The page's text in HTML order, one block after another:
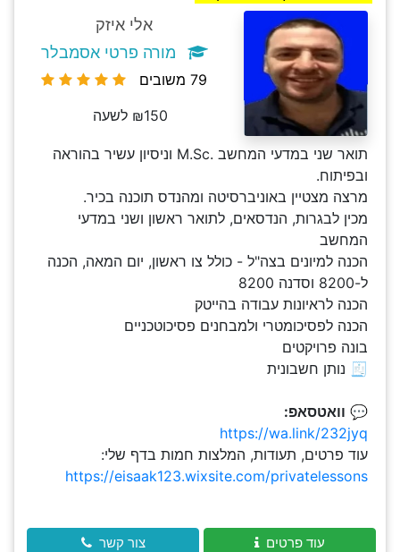
אלי איזק
מורה פרטי אסמבלר
79 משובים
₪150 לשעה
תואר שני במדעי המחשב .M.Sc וניסיון עשיר בהוראה
ובפיתוח.
מרצה מצטיין באוניברסיטה ומהנדס תוכנה בכיר.
מכין לבגרות, הנדסאים, לתואר ראשון ושני במדעי
המחשב
הכנה למיונים בצה"ל - כולל צו ראשון, יום המאה, הכנה
ל-8200 וסדנה 8200
הכנה לראיונות עבודה בהייטק
הכנה לפסיכומטרי ולמבחנים פסיכוטכניים
בונה פרויקטים
🧾 נותן חשבונית
💬 וואטסאפ:
https://wa.link/232jyq
עוד פרטים, תעודות, המלצות חמות בדף שלי:
https://eisaak123.wixsite.com/privatelessons
עוד פרטים צור קשר